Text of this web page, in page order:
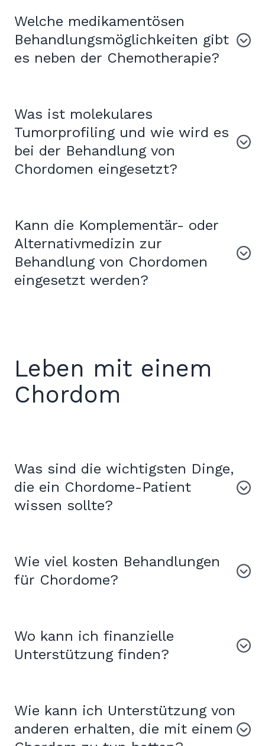
Welche medikamentösen
Behandlungsmöglichkeiten gibt
es neben der Chemotherapie?
Was ist molekulares
Tumorprofiling und wie wird es
bei der Behandlung von
Chordomen eingesetzt?
Kann die Komplementär- oder
Alternativmedizin zur
Behandlung von Chordomen
eingesetzt werden?
Leben mit einem
Chordom
Was sind die wichtigsten Dinge,
die ein Chordome-Patient
wissen sollte?
Wie viel kosten Behandlungen
für Chordome?
Wo kann ich finanzielle
Unterstützung finden?
Wie kann ich Unterstützung von
anderen erhalten, die mit einem